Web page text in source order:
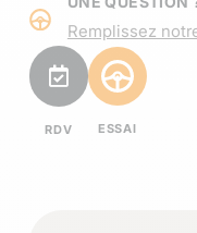
Remplissez
